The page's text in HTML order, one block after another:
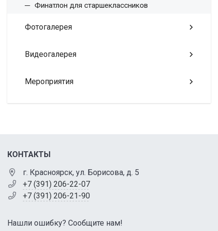
Финатлон для старшеклассников
Фотогалерея
Видеогалерея
Мероприятия
КОНТАКТЫ
г. Красноярск, ул. Борисова, д. 5
+7 (391) 206-22-07
+7 (391) 206-21-90
Нашли ошибку? Сообщите нам!